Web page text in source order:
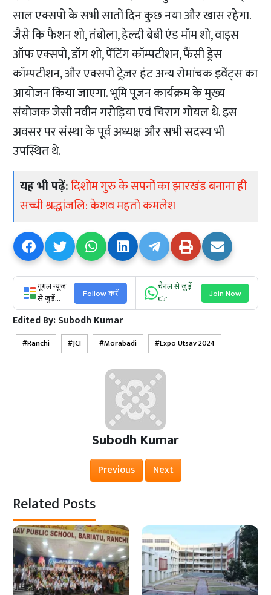
साल एक्सपो के सभी सातों दिन कुछ नया और खास रहेगा.
जैसे कि फैशन शो, तंबोला, हेल्दी बेबी एंड मॉम शो, वाइस
ऑफ एक्सपो, डॉग शो, पेंटिंग कॉम्पटीशन, फैंसी ड्रेस
कॉम्पटीशन, और एक्सपो ट्रेज़र हंट अन्य रोमांचक इवेंट्स का
आयोजन किया जाएगा. भूमि पूजन कार्यक्रम के मुख्य
संयोजक जेसी नवीन गरोड़िया एवं चिराग गोयल थे. इस
अवसर पर संस्था के पूर्व अध्यक्ष और सभी सदस्य भी
उपस्थित थे.
यह भी पढ़ें:दिशोम गुरु के सपनों का झारखंड बनाना ही
सच्ची श्रद्धांजलि: केशव महतो कमलेश
गूगल न्यूज
से जुड़ें...
Follow करें
चैनल से जुड़ें
👉
Join Now
Edited By:Subodh Kumar
Ranchi JCI Morabadi Expo Utsav 2024
Subodh Kumar
Previous Next
Related Posts